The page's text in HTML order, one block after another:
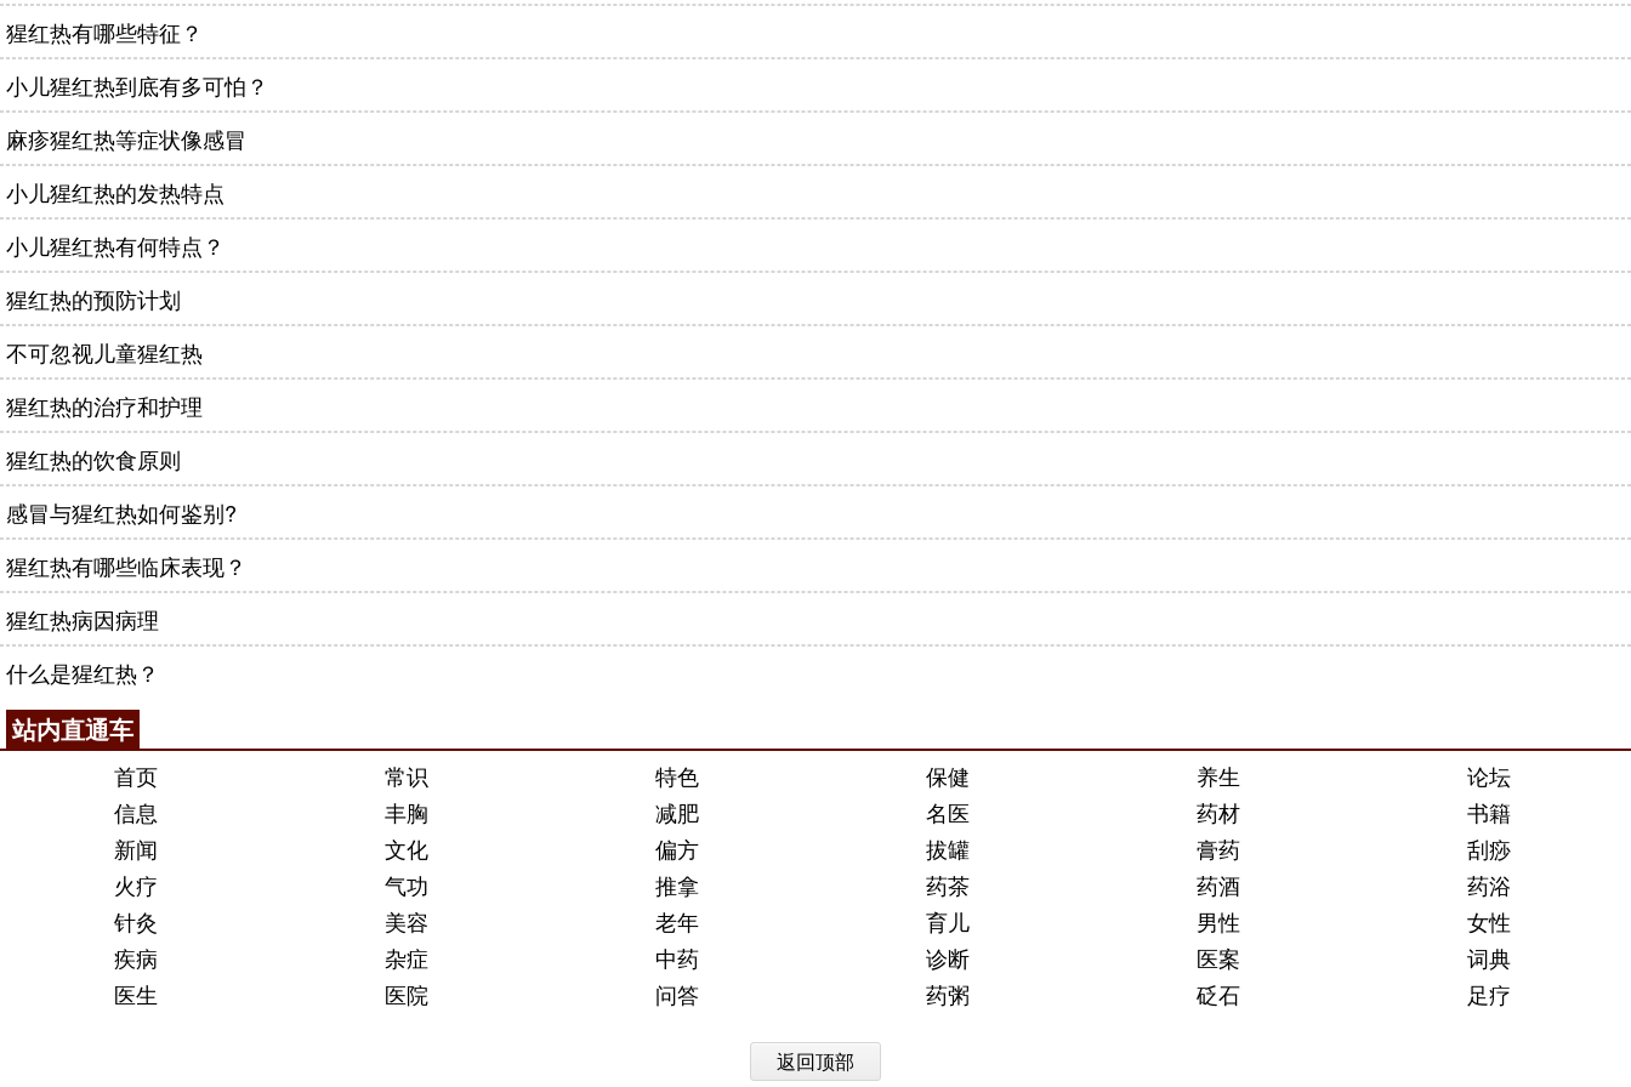
猩红热有哪些特征？
小儿猩红热到底有多可怕？
麻疹猩红热等症状像感冒
小儿猩红热的发热特点
小儿猩红热有何特点？
猩红热的预防计划
不可忽视儿童猩红热
猩红热的治疗和护理
猩红热的饮食原则
感冒与猩红热如何鉴别?
猩红热有哪些临床表现？
猩红热病因病理
什么是猩红热？
站内直通车
首页 常识 特色 保健 养生
论坛
信息
丰胸 减肥 名医 药材
书籍
新闻
文化 偏方 拔罐 膏药
刮痧
火疗
气功 推拿 药茶 药酒
药浴
针灸
美容 老年 育儿 男性
女性
疾病
杂症 中药 诊断 医案
词典
医生
医院 问答 药粥 砭石 足疗
返回顶部